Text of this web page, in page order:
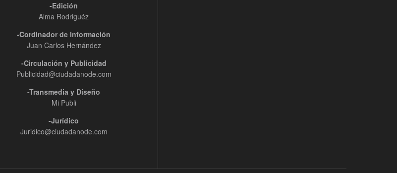
-Edición
Alma Rodriguéz
-Cordinador de Información
Juan Carlos Hernández
-Circulación y Publicidad
Publicidad@ciudadanode.com
-Transmedia y Diseño
Mi Publi
-Jurídico
Juridico@ciudadanode.com